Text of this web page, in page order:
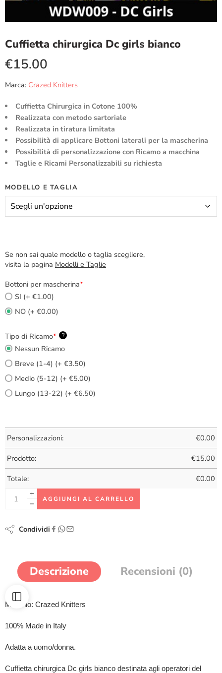
Cuffietta chirurgica Dc girls bianco
€15.00
Marca: Crazed Knitters
Cuffietta Chirurgica in Cotone 100%
Realizzata con metodo sartoriale
Realizzata in tiratura limitata
Possibilità di applicare Bottoni laterali per la mascherina
Possibilità di personalizzazione con Ricamo a macchina
Taglie e Ricami Personalizzabili su richiesta
MODELLO E TAGLIA
Se non sai quale modello o taglia scegliere,
visita la pagina Modelli e Taglie
Bottoni per mascherina*
SI (+ €1.00)
NO (+ €0.00)
Tipo di Ricamo* ?
Nessun Ricamo
Breve (1-4) (+ €3.50)
Medio (5-12) (+ €5.00)
Lungo (13-22) (+ €6.50)
Personalizzazioni: €0.00
Prodotto: €15.00
Totale: €0.00
AGGIUNGI AL CARRELLO
Condividi
Descrizione Recensioni (0)
Marchio: Crazed Knitters
100% Made in Italy
Adatta a uomo/donna.
Cuffietta chirurgica Dc girls bianco destinata agli operatori del